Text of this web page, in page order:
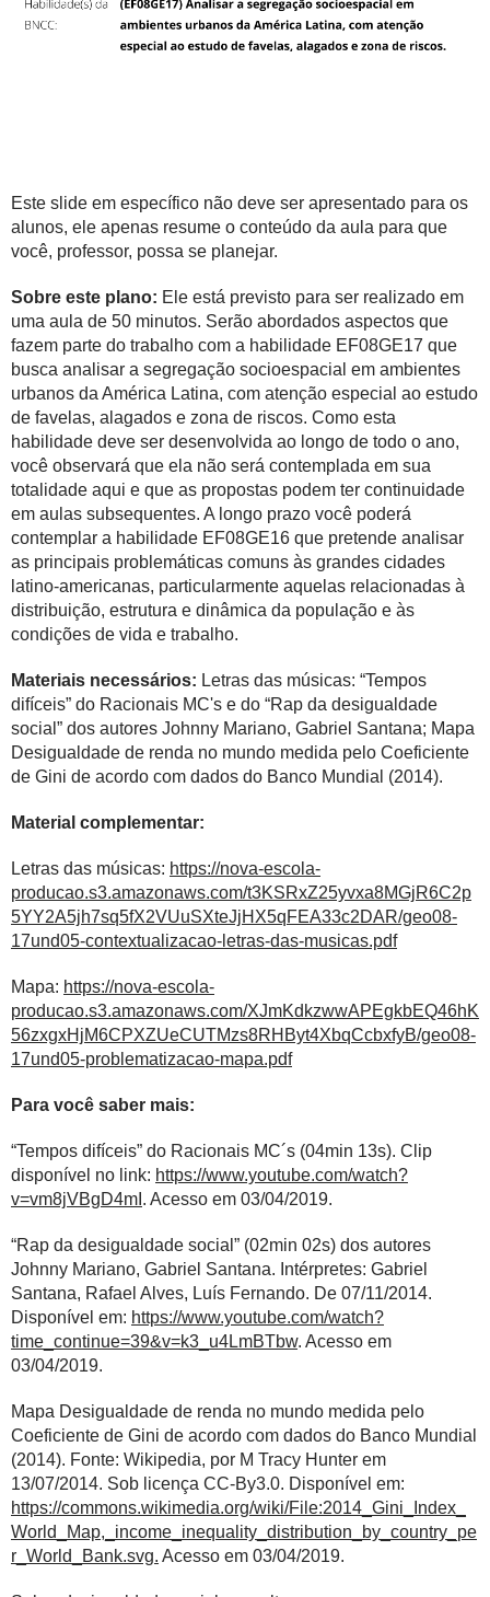
Este slide em específico não deve ser apresentado para os
alunos, ele apenas resume o conteúdo da aula para que
você, professor, possa se planejar.
Sobre este plano: Ele está previsto para ser realizado em
uma aula de 50 minutos. Serão abordados aspectos que
fazem parte do trabalho com a habilidade EF08GE17 que
busca analisar a segregação socioespacial em ambientes
urbanos da América Latina, com atenção especial ao estudo
de favelas, alagados e zona de riscos. Como esta
habilidade deve ser desenvolvida ao longo de todo o ano,
você observará que ela não será contemplada em sua
totalidade aqui e que as propostas podem ter continuidade
em aulas subsequentes. A longo prazo você poderá
contemplar a habilidade EF08GE16 que pretende analisar
as principais problemáticas comuns às grandes cidades
latino-americanas, particularmente aquelas relacionadas à
distribuição, estrutura e dinâmica da população e às
condições de vida e trabalho.
Materiais necessários: Letras das músicas: “Tempos
difíceis” do Racionais MC's e do “Rap da desigualdade
social” dos autores Johnny Mariano, Gabriel Santana; Mapa
Desigualdade de renda no mundo medida pelo Coeficiente
de Gini de acordo com dados do Banco Mundial (2014).
Material complementar:
Letras das músicas: https://nova-escola-
producao.s3.amazonaws.com/t3KSRxZ25yvxa8MGjR6C2p
5YY2A5jh7sq5fX2VUuSXteJjHX5qFEA33c2DAR/geo08-
17und05-contextualizacao-letras-das-musicas.pdf
Mapa: https://nova-escola-
producao.s3.amazonaws.com/XJmKdkzwwAPEgkbEQ46hK
56zxgxHjM6CPXZUeCUTMzs8RHByt4XbqCcbxfyB/geo08-
17und05-problematizacao-mapa.pdf
Para você saber mais:
“Tempos difíceis” do Racionais MC´s (04min 13s). Clip
disponível no link: https://www.youtube.com/watch?
v=vm8jVBgD4mI . Acesso em 03/04/2019.
“Rap da desigualdade social” (02min 02s) dos autores
Johnny Mariano, Gabriel Santana. Intérpretes: Gabriel
Santana, Rafael Alves, Luís Fernando. De 07/11/2014.
Disponível em: https://www.youtube.com/watch?
time_continue=39&v=k3_u4LmBTbw. Acesso em
03/04/2019.
Mapa Desigualdade de renda no mundo medida pelo
Coeficiente de Gini de acordo com dados do Banco Mundial
(2014). Fonte: Wikipedia, por M Tracy Hunter em
13/07/2014. Sob licença CC-By3.0. Disponível em:
https://commons.wikimedia.org/wiki/File:2014_Gini_Index_
World_Map,_income_inequality_distribution_by_country_pe
r_World_Bank.svg. Acesso em 03/04/2019.